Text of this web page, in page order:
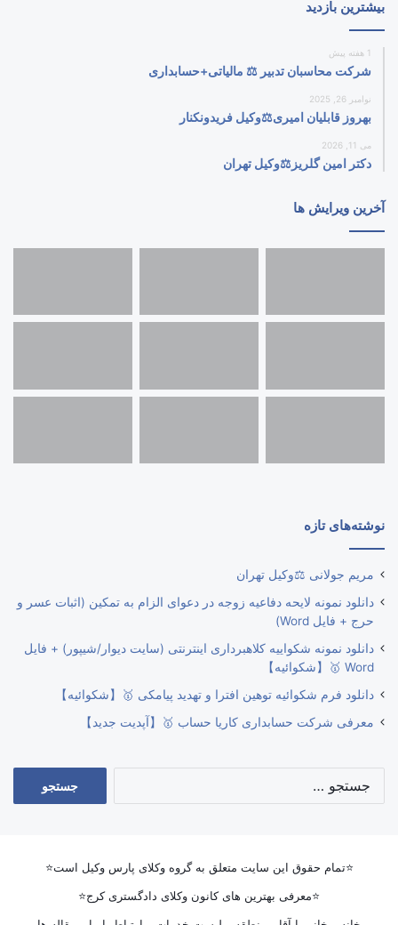
بیشترین بازدید
1 هفته پیش
شرکت محاسبان تدبیر ⚖️ مالیاتی+حسابداری
نوامبر 26, 2025
بهروز قابلیان امیری⚖️وکیل فریدونکنار
می 11, 2026
دکتر امین گلریز⚖️وکیل تهران
آخرین ویرایش ها
نوشته‌های تازه
مریم جولانی ⚖️وکیل تهران
دانلود نمونه لایحه دفاعیه زوجه در دعوای الزام به تمکین (اثبات عسر و
حرج + فایل Word)
دانلود نمونه شکواییه کلاهبرداری اینترنتی (سایت دیوار/شیپور) + فایل
Word 🥇【شکوائیه】
دانلود فرم شکوائیه توهین افترا و تهدید پیامکی 🥇【شکوائیه】
معرفی شرکت حسابداری کاریا حساب 🥇【آپدیت جدید】
⭐تمام حقوق این سایت متعلق به گروه وکلای پارس وکیل است⭐
⭐معرفی بهترین های کانون وکلای دادگستری کرج⭐